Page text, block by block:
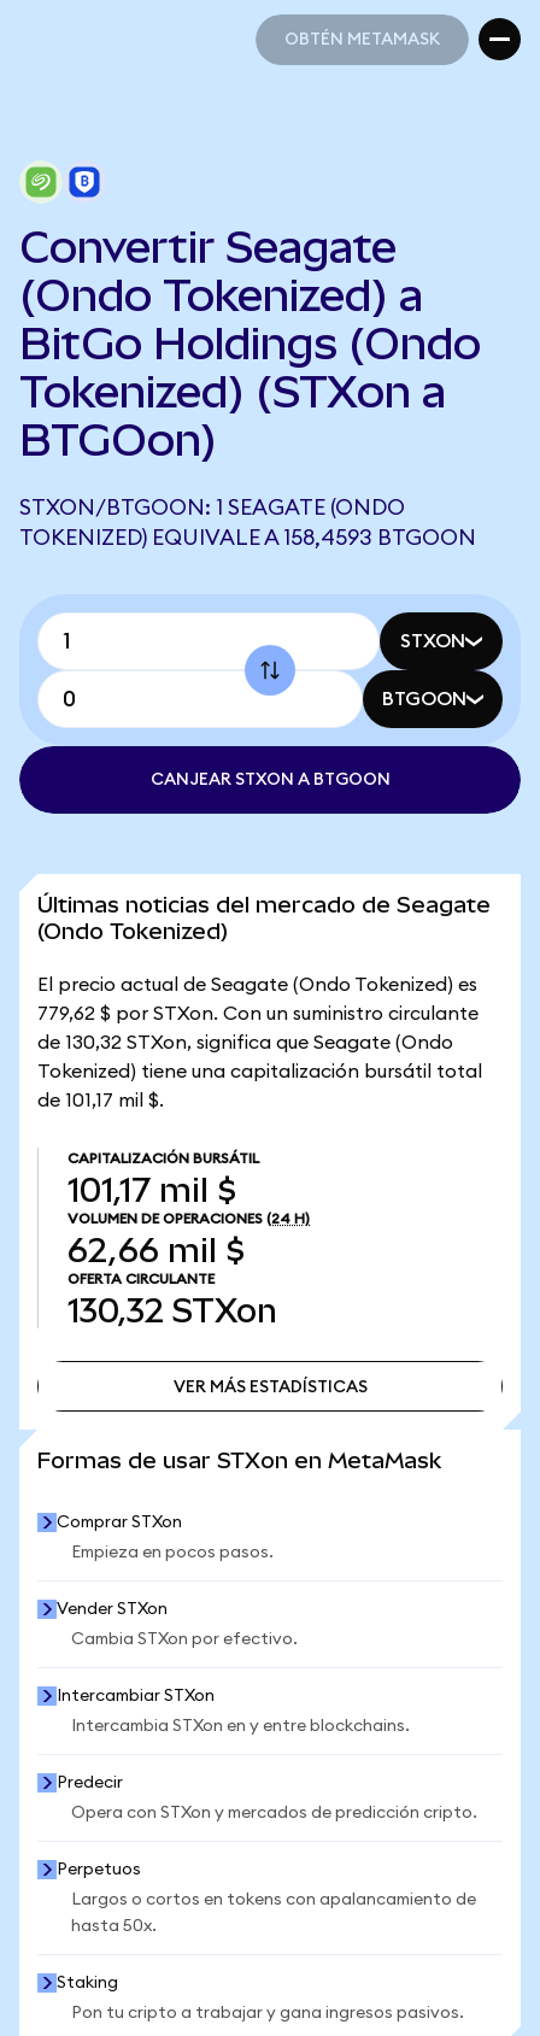
OBTÉN METAMASK
Convertir Seagate
(Ondo Tokenized) a
BitGo Holdings (Ondo
Tokenized) (STXon a
BTGOon)
STXON/BTGOON: 1 SEAGATE (ONDO
TOKENIZED) EQUIVALE A 158,4593 BTGOON
STXON
BTGOON
CANJEAR STXON A BTGOON
Últimas noticias del mercado de Seagate
(Ondo Tokenized)
El precio actual de Seagate (Ondo Tokenized) es
779,62 $ por STXon. Con un suministro circulante
de 130,32 STXon, significa que Seagate (Ondo
Tokenized) tiene una capitalización bursátil total
de 101,17 mil $.
CAPITALIZACIÓN BURSÁTIL
101,17 mil $
VOLUMEN DE OPERACIONES (24 H)
62,66 mil $
OFERTA CIRCULANTE
130,32 STXon
VER MÁS ESTADÍSTICAS
Formas de usar STXon en MetaMask
Comprar STXon
Empieza en pocos pasos.
Vender STXon
Cambia STXon por efectivo.
Intercambiar STXon
Intercambia STXon en y entre blockchains.
Predecir
Opera con STXon y mercados de predicción cripto.
Perpetuos
Largos o cortos en tokens con apalancamiento de
hasta 50x.
Staking
Pon tu cripto a trabajar y gana ingresos pasivos.